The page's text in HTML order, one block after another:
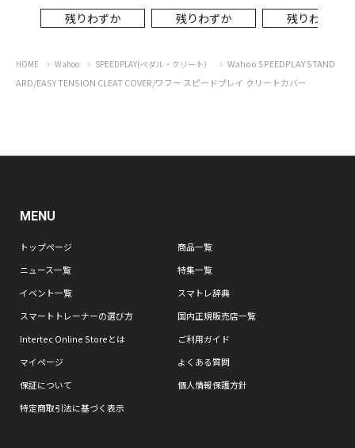
残りわずか 残りわずか 残りわずか
HOME Wahoo SPEEDPLAY(ペダル・クリート）
Wahoo SPEEDPLAY STAND
ARD/EASY TENSION CLEAT COVER/ワフー スピードプレイ クリートカバー
MENU
トップページ
商品一覧
ニュース一覧
特集一覧
イベント一覧
スマトレ辞典
スマートトレーナーの選び方
国内正規販売店一覧
Intertec Online Storeとは
ご利用ガイド
マイページ
よくある質問
保証について
個人情報保護方針
特定商取引法に基づく表示